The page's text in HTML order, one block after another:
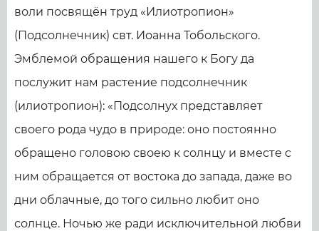
воли посвящён труд «Илиотропион»
(Подсолнечник) свт. Иоанна Тобольского.
Эмблемой обращения нашего к Богу да
послужит нам растение подсолнечник
(илиотропион): «Подсолнух представляет
своего рода чудо в природе: оно постоянно
обращено головою своею к солнцу и вместе с
ним обращается от востока до запада, даже во
дни облачные, до того сильно любит оно
солнце. Ночью же ради исключительной любви